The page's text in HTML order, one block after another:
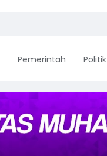
Pemerintah Politik